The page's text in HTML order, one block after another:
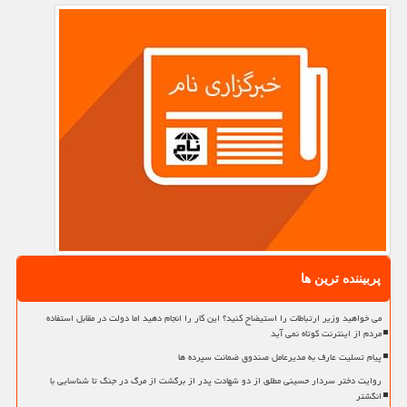
پربیننده ترین ها
می خواهید وزیر ارتباطات را استیضاح کنید؟ این کار را انجام دهید اما دولت در مقابل استفاده
مردم از اینترنت کوتاه نمی آید
پیام تسلیت عارف به مدیرعامل صندوق ضمانت سپرده ها
روایت دختر سردار حسینی مطلق از دو شهادت پدر از برگشت از مرگ در جنگ تا شناسایی با
انگشتر